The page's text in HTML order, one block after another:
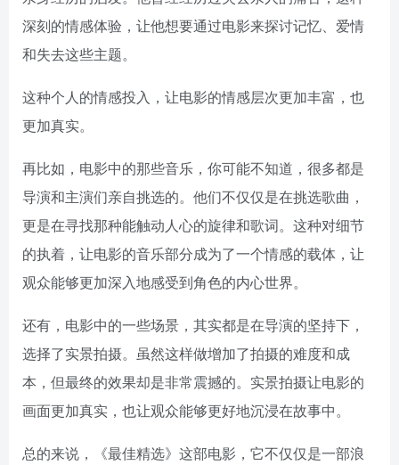
深刻的情感体验，让他想要通过电影来探讨记忆、爱情
和失去这些主题。
这种个人的情感投入，让电影的情感层次更加丰富，也
更加真实。
再比如，电影中的那些音乐，你可能不知道，很多都是
导演和主演们亲自挑选的。他们不仅仅是在挑选歌曲，
更是在寻找那种能触动人心的旋律和歌词。这种对细节
的执着，让电影的音乐部分成为了一个情感的载体，让
观众能够更加深入地感受到角色的内心世界。
还有，电影中的一些场景，其实都是在导演的坚持下，
选择了实景拍摄。虽然这样做增加了拍摄的难度和成
本，但最终的效果却是非常震撼的。实景拍摄让电影的
画面更加真实，也让观众能够更好地沉浸在故事中。
总的来说，《最佳精选》这部电影，它不仅仅是一部浪